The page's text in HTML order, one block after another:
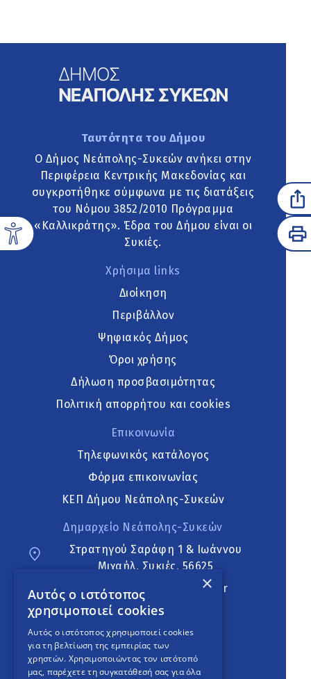
Ταυτότητα του Δήμου
Ο Δήμος Νεάπολης-Συκεών ανήκει στην
Περιφέρεια Κεντρικής Μακεδονίας και
συγκροτήθηκε σύμφωνα με τις διατάξεις
του Νόμου 3852/2010 Πρόγραμμα
«Καλλικράτης». Έδρα του Δήμου είναι οι
Συκιές.
Χρήσιμα links
Διοίκηση
Περιβάλλον
Ψηφιακός Δήμος
Όροι χρήσης
Δήλωση προσβασιμότητας
Πολιτική απορρήτου και cookies
Επικοινωνία
Τηλεφωνικός κατάλογος
Φόρμα επικοινωνίας
ΚΕΠ Δήμου Νεάπολης-Συκεών
Δημαρχείο Νεάπολης-Συκεών
Στρατηγού Σαράφη 1 & Ιωάννου
Μιχαήλ, Συκιές, 56625
neapoli.sykies@ddt.gov.gr
Ακολουθήστε
English Version
×
Αυτός ο ιστότοπος
χρησιμοποιεί cookies
Αυτός ο ιστότοπος χρησιμοποιεί cookies
για τη βελτίωση της εμπειρίας των
χρηστών. Χρησιμοποιώντας τον ιστότοπό
μας, παρέχετε τη συγκατάθεσή σας για όλα